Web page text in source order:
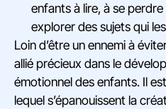
enfants à lire, à se
explorer des sujets qui
Loin d’être un ennemi à
allié précieux dans le
émotionnel des enfants. Il
lequel s’épanouissent la